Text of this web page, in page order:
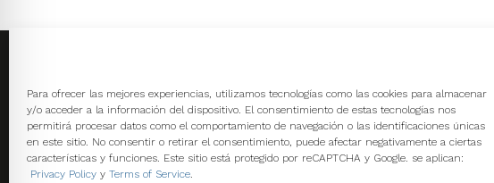
Para ofrecer las mejores experiencias, utilizamos tecnologías como las cookies para almacenar
y/o acceder a la información del dispositivo. El consentimiento de estas tecnologías nos
permitirá procesar datos como el comportamiento de navegación o las identificaciones únicas
en este sitio. No consentir o retirar el consentimiento, puede afectar negativamente a ciertas
características y funciones. Este sitio está protegido por reCAPTCHA y Google. se aplican:
Privacy Policy y Terms of Service.
Calle Dr. Juan Nicolás
Márquez, 8 Huelva
Teléfono y Fax:959 249 038
Avd. Diego Morón, 16
Huelva
Teléfono:959 151 996 - Fax:
959 290 562